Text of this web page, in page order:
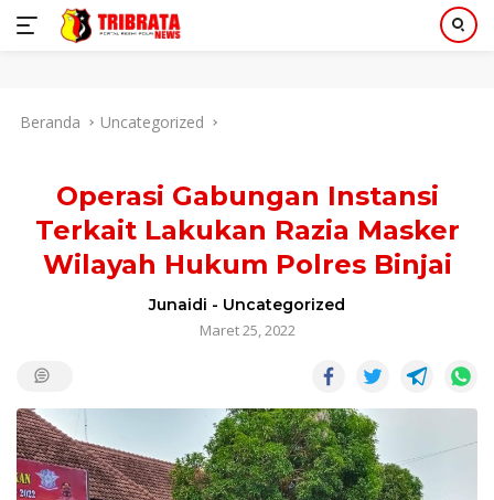
Beranda Uncategorized
Operasi Gabungan Instansi
Terkait Lakukan Razia Masker
Wilayah Hukum Polres Binjai
Junaidi - Uncategorized
Maret 25, 2022